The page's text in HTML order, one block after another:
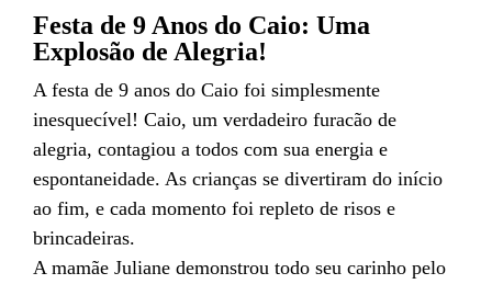
Festa de 9 Anos do Caio: Uma
Explosão de Alegria!
A festa de 9 anos do Caio foi simplesmente
inesquecível! Caio, um verdadeiro furacão de
alegria, contagiou a todos com sua energia e
espontaneidade. As crianças se divertiram do início
ao fim, e cada momento foi repleto de risos e
brincadeiras.
A mamãe Juliane demonstrou todo seu carinho pelo